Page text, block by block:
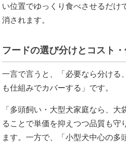
い位置でゆっくり食べさせるだけ
消されます。
フードの選び分けとコスト
一言で言うと、「必要なら分ける
も仕組みでカバーする」です。
「多頭飼い・大型犬家庭なら、
ることで単価を抑えつつ品質も守
ます。一方で、「小型犬中心の多